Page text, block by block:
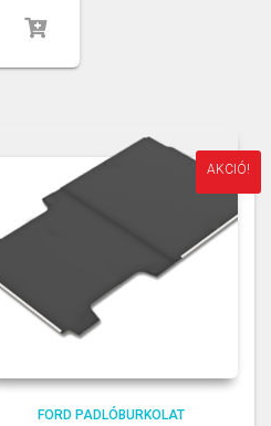
AKCIÓ!
FORD PADLÓBURKOLAT